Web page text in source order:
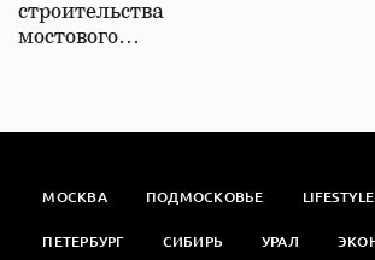
строительства
мостового…
МОСКВА ПОДМОСКОВЬЕ LIFESTYLE
ПЕТЕРБУРГ СИБИРЬ УРАЛ